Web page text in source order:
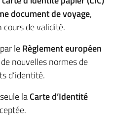
document de voyage,
de validité.
leRèglement européen
nouvelles normes de
d’identité.
laCarte d’Identité